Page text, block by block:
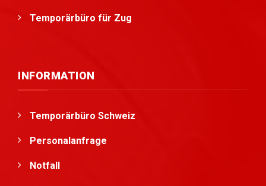
Temporärbüro für Zug
INFORMATION
Temporärbüro Schweiz
Personalanfrage
Notfall